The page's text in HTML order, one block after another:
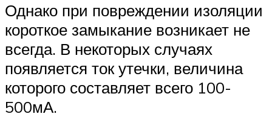
Однако при повреждении изоляции
короткое замыкание возникает не
всегда. В некоторых случаях
появляется ток утечки, величина
которого составляет всего 100-
500мА.